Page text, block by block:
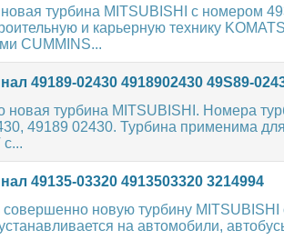
турбина MITSUBISHI с номером
и карьерную технику
CUMMINS...
49189-02430 4918902430 49S89-
новая турбина MITSUBISHI. Номера
49189 02430. Турбина применима
49135-03320 4913503320 3214994
новую турбину
на автомобили,